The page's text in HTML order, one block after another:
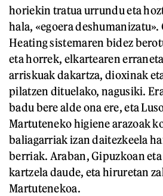
horiekin tratua urrundu eta
hala, «egoera
Heating sistemaren bidez
eta horrek, elkartearen
arriskuak dakartza, dioxinak
pilatzen dituelako, nagusiki.
badu bere alde ona ere, eta
Martuteneko higiene arazoak
baliagarriak izan daitezkeela
berriak. Araban, Gipuzkoan
kartzela daude, eta hiruretan
Martutenekoa.